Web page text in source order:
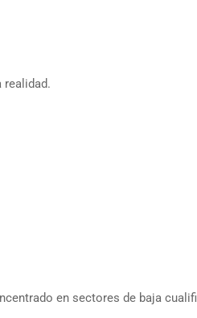
realidad.
en sectores de baja